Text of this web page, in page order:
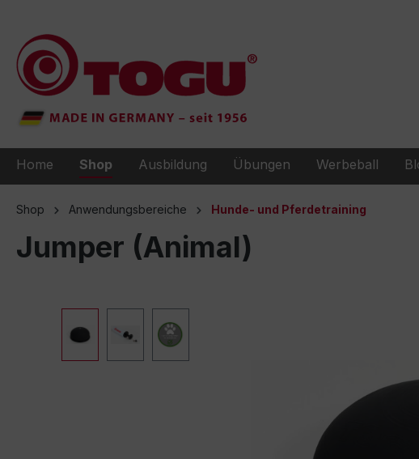
Home Shop Ausbildung Übungen Werbeball
Shop Anwendungsbereiche Hunde- und Pferdetraining
Jumper (Animal)